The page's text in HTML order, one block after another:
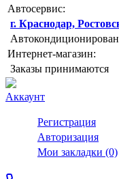
Автосервис:
г. Краснодар,
Интернет-магазин:
Заказы принимаются
Аккаунт
Регистрация
Авторизация
Мои закладки (0)